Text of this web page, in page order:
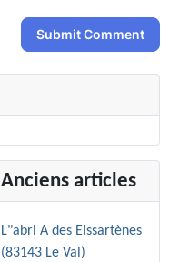
Submit Comment
Anciens articles
L"abri A des Eissartènes
(83143 Le Val)